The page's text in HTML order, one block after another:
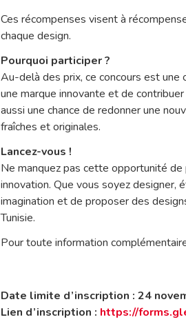
Ces récompenses visent à
chaque design.
Pourquoi participer ?
Au-delà des prix, ce concours est une
une marque innovante et de
aussi une chance de redonner une
fraîches et originales.
Lancez-vous !
Ne manquez pas cette opportunité de
innovation. Que vous soyez
imagination et de proposer des
Tunisie.
Pour toute information
Date limite d’inscription : 24
Lien d’inscription : https://